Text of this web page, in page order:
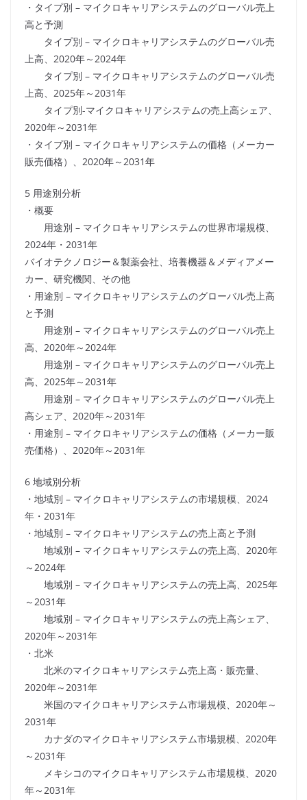
・タイプ別 – マイクロキャリアシステムのグローバル売上
高と予測
タイプ別 – マイクロキャリアシステムのグローバル売
上高、2020年～2024年
タイプ別 – マイクロキャリアシステムのグローバル売
上高、2025年～2031年
タイプ別-マイクロキャリアシステムの売上高シェア、
2020年～2031年
・タイプ別 – マイクロキャリアシステムの価格（メーカー
販売価格）、2020年～2031年
5 用途別分析
・概要
用途別 – マイクロキャリアシステムの世界市場規模、
2024年・2031年
バイオテクノロジー＆製薬会社、培養機器＆メディアメー
カー、研究機関、その他
・用途別 – マイクロキャリアシステムのグローバル売上高
と予測
用途別 – マイクロキャリアシステムのグローバル売上
高、2020年～2024年
用途別 – マイクロキャリアシステムのグローバル売上
高、2025年～2031年
用途別 – マイクロキャリアシステムのグローバル売上
高シェア、2020年～2031年
・用途別 – マイクロキャリアシステムの価格（メーカー販
売価格）、2020年～2031年
6 地域別分析
・地域別 – マイクロキャリアシステムの市場規模、2024
年・2031年
・地域別 – マイクロキャリアシステムの売上高と予測
地域別 – マイクロキャリアシステムの売上高、2020年
～2024年
地域別 – マイクロキャリアシステムの売上高、2025年
～2031年
地域別 – マイクロキャリアシステムの売上高シェア、
2020年～2031年
・北米
北米のマイクロキャリアシステム売上高・販売量、
2020年～2031年
米国のマイクロキャリアシステム市場規模、2020年～
2031年
カナダのマイクロキャリアシステム市場規模、2020年
～2031年
メキシコのマイクロキャリアシステム市場規模、2020
年～2031年